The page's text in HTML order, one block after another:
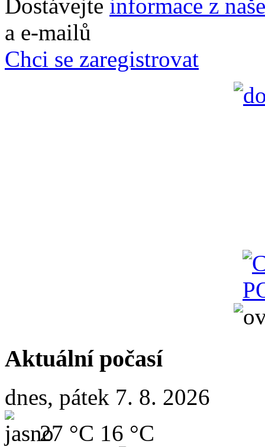
Dostávejte informace z
a e-mailů
Chci se zaregistrovat
Aktuální počasí
dnes, pátek 7. 8. 2026
27 °C 16 °C